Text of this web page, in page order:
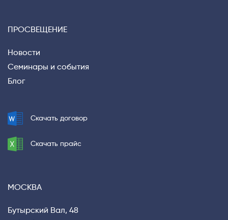
ПРОСВЕЩЕНИЕ
Новости
Семинары и события
Блог
Скачать договор
Скачать прайс
МОСКВА
Бутырский Вал, 48